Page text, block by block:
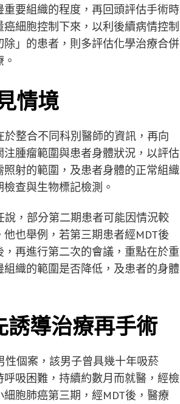
要組織的程度，再回頭評估手術時
細胞控制下來，以利後續病情控制
」的患者，則多評估化學治療合併
情境
整合不同科別醫師的資訊，再向
腫瘤範圍與患者身體狀況，以評估
射的範圍，及患者身體的正常組織
查與生物標記檢測。
，部分第二期患者可能因情況較
也舉例，若第三期患者經MDT後
再進行第二次的會議，重點在於重
織的範圍是否降低，及患者的身體
導治療再手術
個案，該男子曾具幾十年吸菸
吸困難，持續約數月而就醫，經檢
胞肺癌第三期，經MDT後，醫療